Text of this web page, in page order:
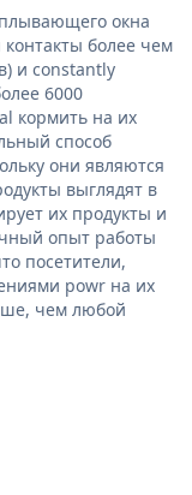
окна
более чем
и constantly
6000
кормить на их
способ
они являются
выглядят в
их продукты и
опыт работы
посетители,
powr на их
чем любой